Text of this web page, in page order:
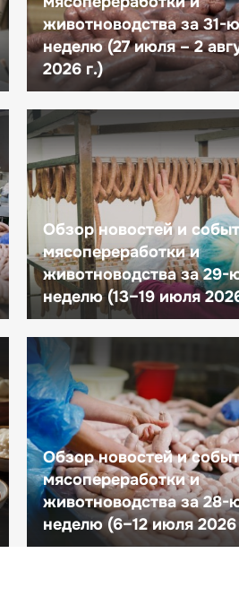
животноводства за 31-ю
неделю (27 июля – 2
2026 г.)
Обзор новостей и
мясопереработки и
животноводства за 29-
неделю (13–19 июля
Обзор новостей и
мясопереработки и
животноводства за 28-
неделю (6–12 июля 2026